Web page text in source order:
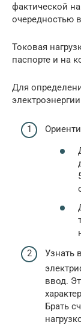
фактической
очередностью
Токовая
паспорте и на
Для
Узнать
ввод.
Брать